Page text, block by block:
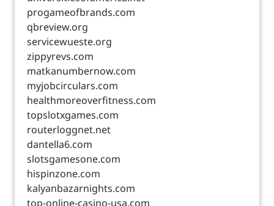
progameofbrands.com
qbreview.org
servicewueste.org
zippyrevs.com
matkanumbernow.com
myjobcirculars.com
healthmoreoverfitness.com
topslotxgames.com
routerloggnet.net
dantella6.com
slotsgamesone.com
hispinzone.com
kalyanbazarnights.com
top-online-casino-usa.com